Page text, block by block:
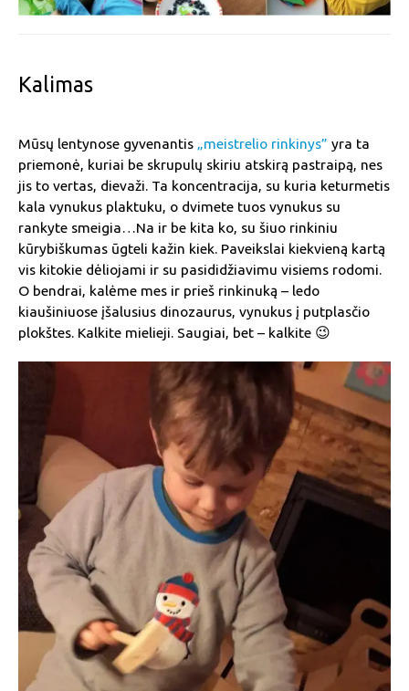
Kalimas
Mūsų lentynose gyvenantis „meistrelio rinkinys” yra ta
priemonė, kuriai be skrupulų skiriu atskirą pastraipą, nes
jis to vertas, dievaži. Ta koncentracija, su kuria keturmetis
kala vynukus plaktuku, o dvimete tuos vynukus su
rankyte smeigia…Na ir be kita ko, su šiuo rinkiniu
kūrybiškumas ūgteli kažin kiek. Paveikslai kiekvieną kartą
vis kitokie dėliojami ir su pasididžiavimu visiems rodomi.
O bendrai, kalėme mes ir prieš rinkinuką – ledo
kiaušiniuose įšalusius dinozaurus, vynukus į putplasčio
plokštes. Kalkite mielieji. Saugiai, bet – kalkite 😉